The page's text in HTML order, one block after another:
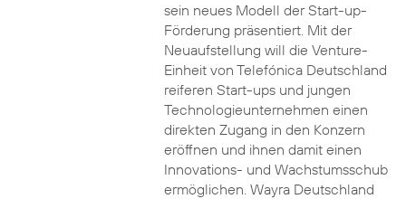
sein neues Modell der Start-up-
Förderung präsentiert. Mit der
Neuaufstellung will die Venture-
Einheit von Telefónica Deutschland
reiferen Start-ups und jungen
Technologieunternehmen einen
direkten Zugang in den Konzern
eröffnen und ihnen damit einen
Innovations- und Wachstumsschub
ermöglichen. Wayra Deutschland